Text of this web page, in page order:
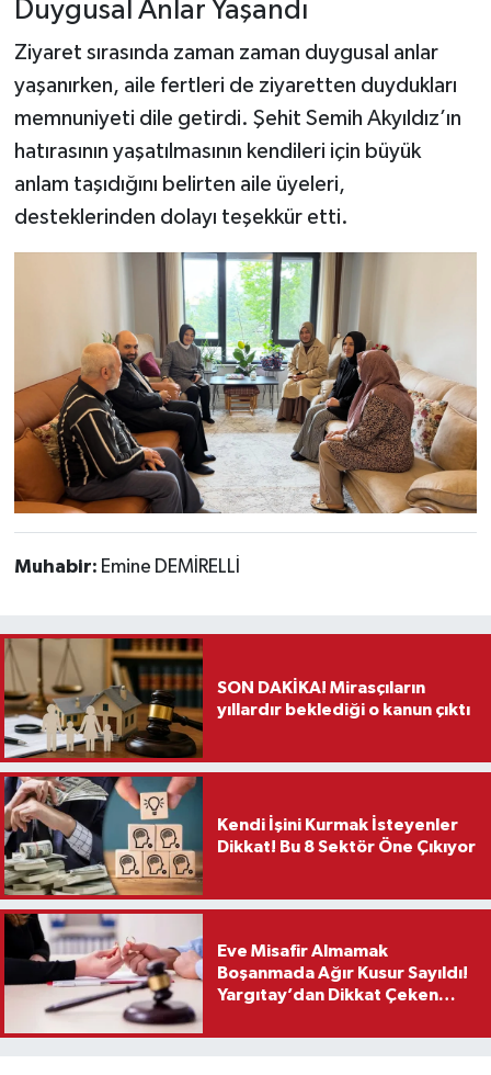
Duygusal Anlar Yaşandı
Ziyaret sırasında zaman zaman duygusal anlar
yaşanırken, aile fertleri de ziyaretten duydukları
memnuniyeti dile getirdi. Şehit Semih Akyıldız’ın
hatırasının yaşatılmasının kendileri için büyük
anlam taşıdığını belirten aile üyeleri,
desteklerinden dolayı teşekkür etti.
Muhabir: Emine DEMİRELLİ
SON DAKİKA! Mirasçıların
yıllardır beklediği o kanun çıktı
Kendi İşini Kurmak İsteyenler
Dikkat! Bu 8 Sektör Öne Çıkıyor
Eve Misafir Almamak
Boşanmada Ağır Kusur Sayıldı!
Yargıtay’dan Dikkat Çeken